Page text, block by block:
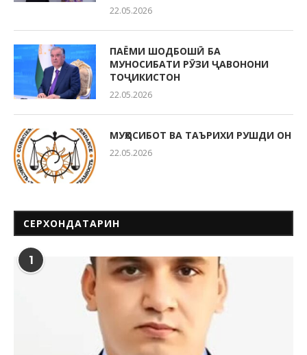
22.05.2026
ПАЁМИ ШОДБОШӢ БА
МУНОСИБАТИ РӮЗИ ҶАВОНОНИ
ТОҶИКИСТОН
22.05.2026
МУҲОСИБОТ ВА ТАЪРИХИ РУШДИ ОН
22.05.2026
СЕРХОНДАТАРИН
1